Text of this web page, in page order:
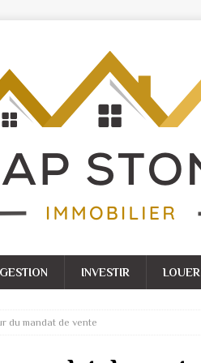
GESTION INVESTIR LOUER
du mandat de vente